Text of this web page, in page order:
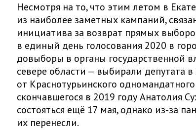
Несмотря на то, что этим летом в
из наиболее заметных кампаний,
инициатива за возврат прямых
в единый день голосования 2020 в
довыборы в органы государственной
севере области — выбирали депутата в
от Краснотурьинского
скончавшегося в 2019 году Анатолия
состояться ещё 17 мая, однако из-за
их перенесли.